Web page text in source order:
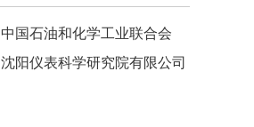
中国石油和化学工业联合会
沈阳仪表科学研究院有限公司